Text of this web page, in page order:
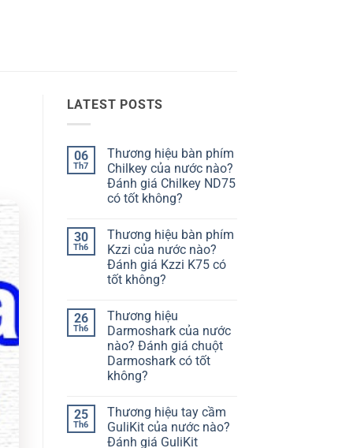
LATEST POSTS
06
Th7
Thương hiệu bàn phím
Chilkey của nước nào?
Đánh giá Chilkey ND75
có tốt không?
bình
luận
ở
Thương
hiệu
bàn
của
nước
nào?
Đánh
giá
Chilkey
ND75
không?
30
Th6
Thương hiệu bàn phím
Kzzi của nước nào?
Đánh giá Kzzi K75 có
tốt không?
bình
luận
ở
Thương
hiệu
bàn
phím
nước
nào?
Đánh
giá
26
Th6
Thương hiệu
Darmoshark của nước
nào? Đánh giá chuột
Darmoshark có tốt
không?
bình
luận
ở
Thương
25
Th6
Thương hiệu tay cầm
GuliKit của nước nào?
Đánh giá GuliKit